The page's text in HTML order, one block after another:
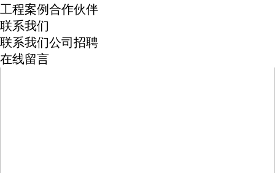
工程案例合作伙伴
联系我们
联系我们公司招聘
在线留言